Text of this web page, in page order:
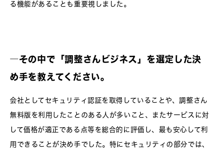
る機能があることも重要視しました。
―その中で「調整さんビジネス」を選定した決
め手を教えてください。
会社としてセキュリティ認証を取得していることや、調整さん
無料版を利用したことのある人が多いこと、またサービスに対
して価格が適正である点等を総合的に評価し、最も安心して利
用できることが決め手でした。特にセキュリティの部分では、